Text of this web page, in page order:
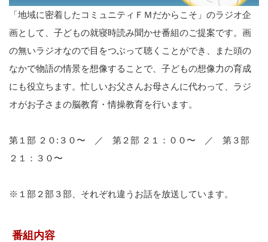
「地域に密着したコミュニティＦＭだからこそ」のラジオ企
画として、子どもの就寝時読み聞かせ番組のご提案です。画
の無いラジオなので目をつぶって聴くことができ、また頭の
なかで物語の情景を想像することで、子どもの想像力の育成
にも役立ちます。忙しいお父さんお母さんに代わって、ラジ
オがお子さまの脳教育・情操教育を行います。
第１部 ２０:３０〜 ／ 第２部 ２１：００〜 ／ 第３部
２１：３０〜
※１部２部３部、それぞれ違うお話を放送しています。
番組内容